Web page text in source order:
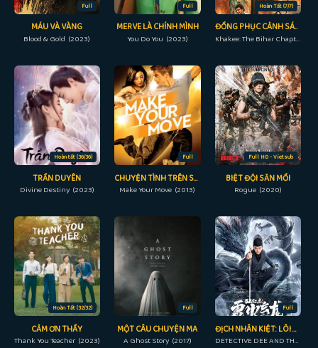
Full
MÁU VÀ VÀNG
Blood & Gold (2023)
Full
MERVE LÀ CHÍNH MÌNH
You Do You (2023)
Hoàn Tất (7/7)
ĐỒNG PHỤC CẢNH SÁT: KÝ SỰ BIHAR
Khakee: The Bihar Chapter (2022)
Hoàn tất (36/36)
TRẦN DUYÊN
Divine Destiny (2023)
Full
CHUYỆN TÌNH TRÊN SÀN NHẢY
Make Your Move (2013)
Full HD - Vietsub
BIỆT ĐỘI SĂN MỒI
Rogue (2020)
Hoàn Tất (32/32)
CẢM ƠN THẦY
Thank You Teacher (2023)
Full
MỘT CÂU CHUYỆN MA
A Ghost Story (2017)
Full
ĐỊCH NHÂN KIỆT: LÔI HỎA HUYỀN LONG
DETECTIVE DEE AND THE DRAGON OF FIRE (2023)